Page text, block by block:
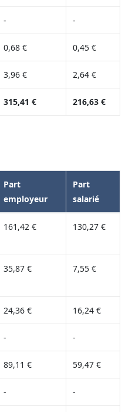
- -
0,68 € 0,45 €
3,96 € 2,64 €
315,41 € 216,63 €
Part
employeur
Part
salarié
161,42 € 130,27 €
35,87 € 7,55 €
24,36 € 16,24 €
- -
89,11 € 59,47 €
- -